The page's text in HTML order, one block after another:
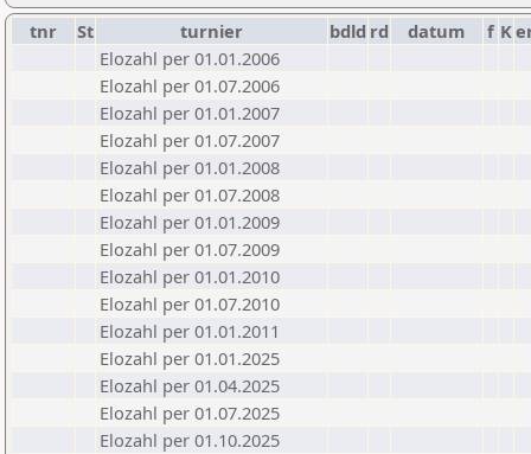
tnr St turnier bdld rd datum f K
Elozahl per 01.01.2006
Elozahl per 01.07.2006
Elozahl per 01.01.2007
Elozahl per 01.07.2007
Elozahl per 01.01.2008
Elozahl per 01.07.2008
Elozahl per 01.01.2009
Elozahl per 01.07.2009
Elozahl per 01.01.2010
Elozahl per 01.07.2010
Elozahl per 01.01.2011
Elozahl per 01.01.2025
Elozahl per 01.04.2025
Elozahl per 01.07.2025
Elozahl per 01.10.2025